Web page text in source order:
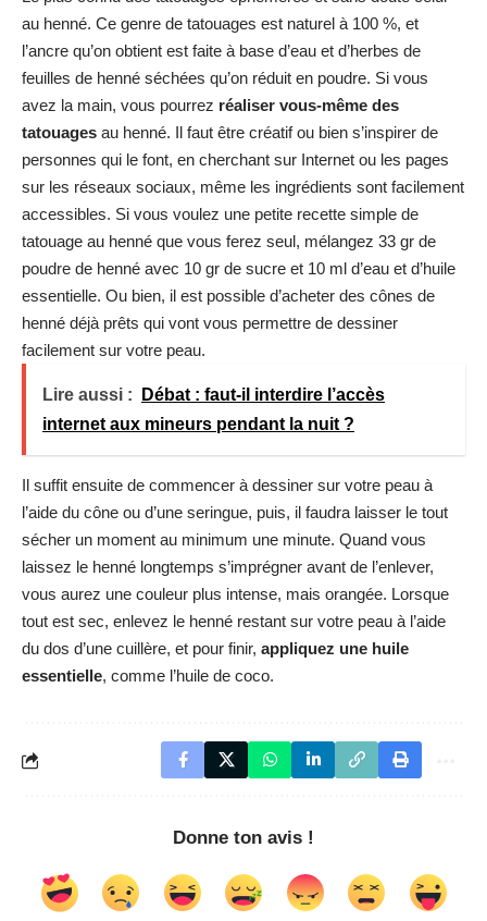
au henné. Ce genre de tatouages est naturel à 100 %, et
l’ancre qu’on obtient est faite à base d’eau et d’herbes de
feuilles de henné séchées qu’on réduit en poudre. Si vous
avez la main, vous pourrez réaliser vous-même des
tatouages au henné. Il faut être créatif ou bien s’inspirer de
personnes qui le font, en cherchant sur Internet ou les pages
sur les réseaux sociaux, même les ingrédients sont facilement
accessibles. Si vous voulez une petite recette simple de
tatouage au henné que vous ferez seul, mélangez 33 gr de
poudre de henné avec 10 gr de sucre et 10 ml d’eau et d’huile
essentielle. Ou bien, il est possible d’acheter des cônes de
henné déjà prêts qui vont vous permettre de dessiner
facilement sur votre peau.
Lire aussi :
Débat : faut-il interdire l’accès
internet aux mineurs pendant la nuit ?
Il suffit ensuite de commencer à dessiner sur votre peau à
l’aide du cône ou d’une seringue, puis, il faudra laisser le tout
sécher un moment au minimum une minute. Quand vous
laissez le henné longtemps s’imprégner avant de l’enlever,
vous aurez une couleur plus intense, mais orangée. Lorsque
tout est sec, enlevez le henné restant sur votre peau à l’aide
du dos d’une cuillère, et pour finir, appliquez une huile
essentielle, comme l’huile de coco.
Donne ton avis !